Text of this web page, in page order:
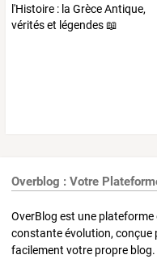
Overblog : Votre
OverBlog est une plateforme
constante évolution, conçue
facilement votre propre